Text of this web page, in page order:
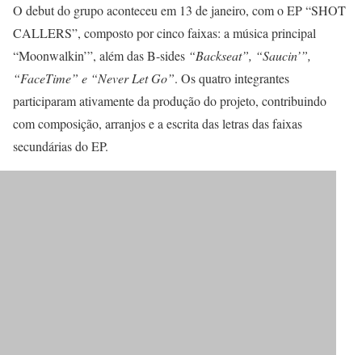
O debut do grupo aconteceu em 13 de janeiro, com o EP “SHOT
CALLERS”, composto por cinco faixas: a música principal
“Moonwalkin’”, além das B-sides “Backseat”, “Saucin’”,
“FaceTime” e “Never Let Go”. Os quatro integrantes
participaram ativamente da produção do projeto, contribuindo
com composição, arranjos e a escrita das letras das faixas
secundárias do EP.